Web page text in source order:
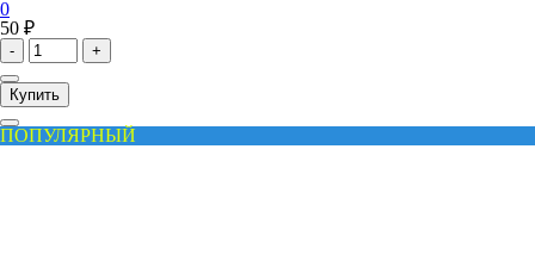
0
50 ₽
- +
Купить
ПОПУЛЯРНЫЙ